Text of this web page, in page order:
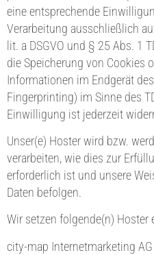
eine entsprechende
Verarbeitung ausschließlich
lit. a DSGVO und § 25 Abs. 1
die Speicherung von Cookies
Informationen im Endgerät
Fingerprinting) im Sinne des
Einwilligung ist jederzeit
Unser(e) Hoster wird bzw.
verarbeiten, wie dies zur
erforderlich ist und unsere
Daten befolgen.
Wir setzen folgende(n) Hoster
city-map Internetmarketing AG